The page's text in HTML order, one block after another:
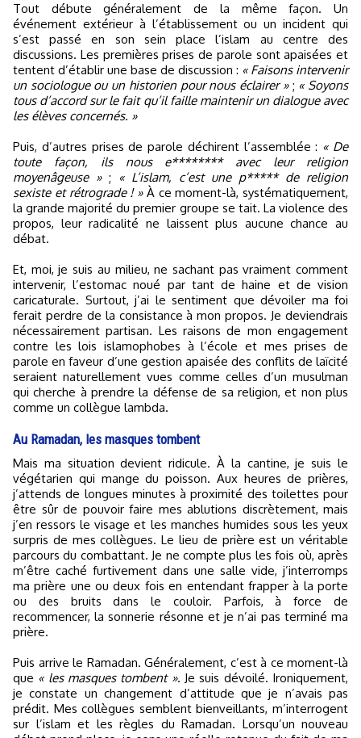
Tout débute généralement de la même façon. Un
événement extérieur à l’établissement ou un incident qui
s’est passé en son sein place l’islam au centre des
discussions. Les premières prises de parole sont apaisées et
tentent d’établir une base de discussion : « Faisons intervenir
un sociologue ou un historien pour nous éclairer »; « Soyons
tous d’accord sur le fait qu’il faille maintenir un dialogue avec
les élèves concernés. »
Puis, d’autres prises de parole déchirent l’assemblée : « De
toute façon, ils nous e******** avec leur religion
moyenâgeuse »;
« L’islam, c’est une p***** de religion
sexiste et rétrograde ! »À ce moment-là, systématiquement,
la grande majorité du premier groupe se tait. La violence des
propos, leur radicalité ne laissent plus aucune chance au
débat.
Et, moi, je suis au milieu, ne sachant pas vraiment comment
intervenir, l’estomac noué par tant de haine et de vision
caricaturale. Surtout, j’ai le sentiment que dévoiler ma foi
ferait perdre de la consistance à mon propos. Je deviendrais
nécessairement partisan. Les raisons de mon engagement
contre les lois islamophobes à l’école et mes prises de
parole en faveur d’une gestion apaisée des conflits de laïcité
seraient naturellement vues comme celles d’un musulman
qui cherche à prendre la défense de sa religion, et non plus
comme un collègue lambda.
Au Ramadan, les masques tombent
Mais ma situation devient ridicule. À la cantine, je suis le
végétarien qui mange du poisson. Aux heures de prières,
j’attends de longues minutes à proximité des toilettes pour
être sûr de pouvoir faire mes ablutions discrètement, mais
j’en ressors le visage et les manches humides sous les yeux
surpris de mes collègues. Le lieu de prière est un véritable
parcours du combattant. Je ne compte plus les fois où, après
m’être caché furtivement dans une salle vide, j’interromps
ma prière une ou deux fois en entendant frapper à la porte
ou des bruits dans le couloir. Parfois, à force de
recommencer, la sonnerie résonne et je n’ai pas terminé ma
prière.
Puis arrive le Ramadan. Généralement, c’est à ce moment-là
que « les masques tombent ». Je suis dévoilé. Ironiquement,
je constate un changement d’attitude que je n’avais pas
prédit. Mes collègues semblent bienveillants, m’interrogent
sur l’islam et les règles du Ramadan. Lorsqu’un nouveau